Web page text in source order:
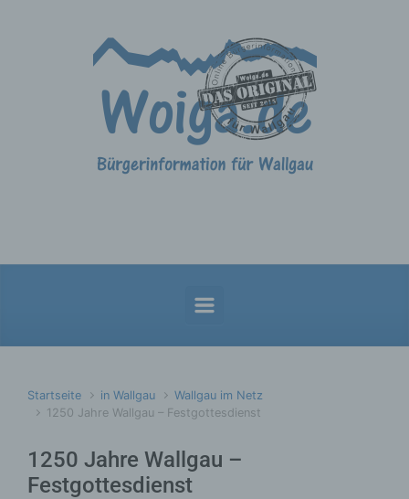
Startseite in Wallgau
Wallgau im Netz
1250 Jahre Wallgau – Festgottesdienst
1250 Jahre Wallgau –
Festgottesdienst